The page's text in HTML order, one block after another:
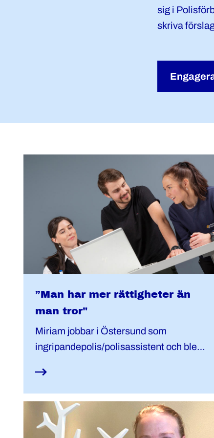
sig i
skriva
”Man har mer rättigheter än
man tror"
Miriam jobbar i Östersund som
ingripandepolis/polisassistent och blev
ett år sedan.